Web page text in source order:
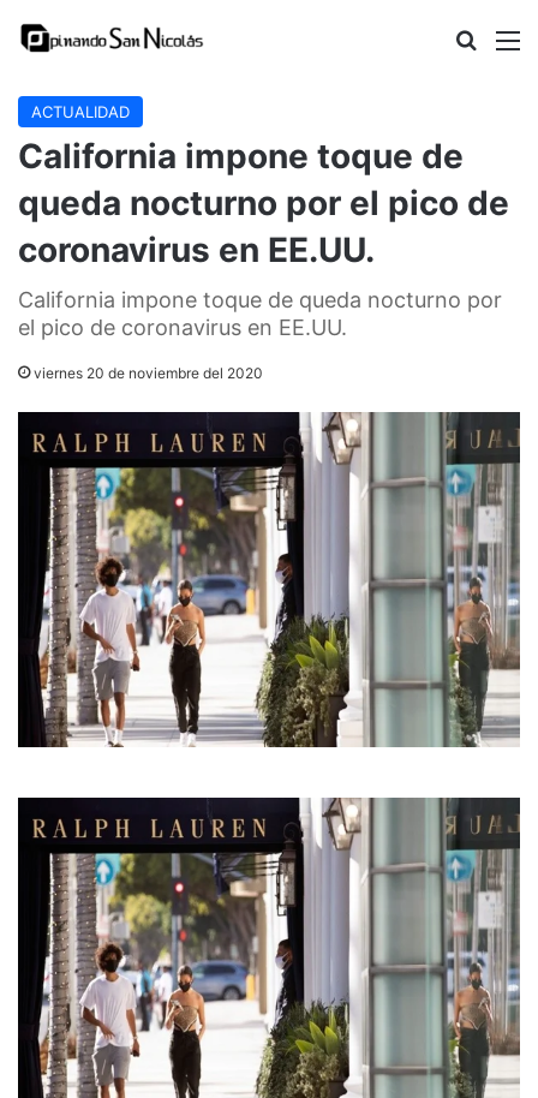
Buscar
ACTUALIDAD
California impone toque de
queda nocturno por el pico de
coronavirus en EE.UU.
California impone toque de queda nocturno por
el pico de coronavirus en EE.UU.
viernes 20 de noviembre del 2020